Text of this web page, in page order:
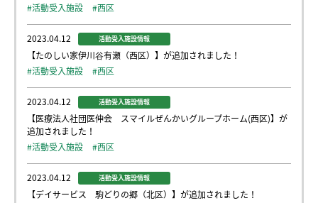
#活動受入施設
#西区
2023.04.12 活動受入施設情報
【たのしい家伊川谷有瀬（西区）】が追加されました！
#活動受入施設
#西区
2023.04.12 活動受入施設情報
【医療法人社団医伸会 スマイルぜんかいグループホーム(西区)】が
追加されました！
#活動受入施設
#西区
2023.04.12 活動受入施設情報
【デイサービス 駒どりの郷（北区）】が追加されました！